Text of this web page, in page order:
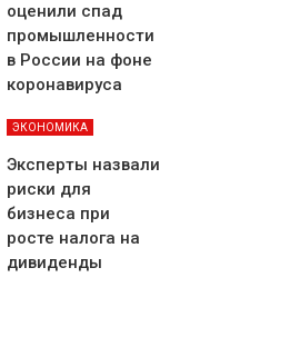
оценили спад
промышленности
в России на фоне
коронавируса
ЭКОНОМИКА
Эксперты назвали
риски для
бизнеса при
росте налога на
дивиденды